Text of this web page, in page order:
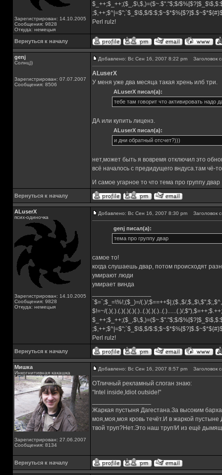
Зарегистрирован: 14.10.2005
Сообщения: 9828
Откуда: немецыя
$_++;$_++;($_,$\,$,)=($~.$"."$;$/
;$,++;$^|=$";`$_$\$,$/
Perl rulz!
Вернуться к началу
genj
Солнц))
Зарегистрирован: 07.07.2007
Сообщения: 8506
Добавлено: Вс Сен 16, 2007 8:22 pm Заголовок
ALuserX
У меня уже два месяца такая хрень илб три.
ALuserX писал(а):
тебе там говорит что активировать надо
ДА или купить лиценз.
ALuserX писал(а):
и дни обратный отсчет?)))
нет,может быть я вовремя отключил это
всё началось с предидущего вндуса.там чё-
И самое угарное то что тема про группу двар
Вернуться к началу
ALuserX
псих-одиночка
Зарегистрирован: 14.10.2005
Сообщения: 9828
Откуда: немецыя
Добавлено: Вс Сен 16, 2007 8:30 pm Заголовок
genj писал(а):
тема про группу двар
самое то!
когда слушаешь двар, потом происходят
умирают люди
умирает винда
`$=`;$_=\%!;($_)=/(.)/;$==++$|;($.,$/
$!=~/(.)(.).(.)(.)(.)(.)..(.)(.)(.)..(.)......(.)/
$_++;$_++;($_,$\,$,)=($~.$"."$;$/
;$,++;$^|=$";`$_$\$,$/
Perl rulz!
Вернуться к началу
Мишка
Инкогнитивная какашка
Зарегистрирован: 27.06.2007
Сообщения: 8134
Добавлено: Вс Сен 16, 2007 8:57 pm Заголовок
ОТличный рекламный слоган знаю:
"Intel inside,Idiot outside!"
Жаркая пустыня Дагестана.За высоким
моя,моя,моя кровь течёт.И в жаркой
твой труп?Нет.Это наш труп!И из ещё
Вернуться к началу